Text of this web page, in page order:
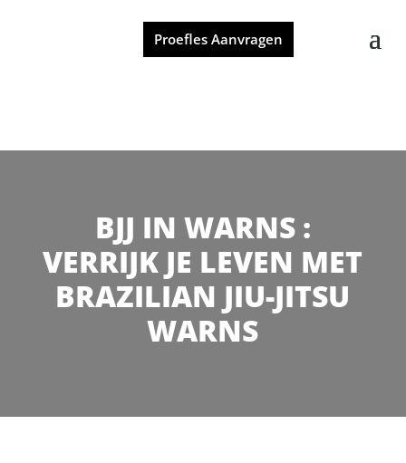
Proefles Aanvragen
BJJ IN WARNS :
VERRIJK JE LEVEN MET
BRAZILIAN JIU-JITSU
WARNS